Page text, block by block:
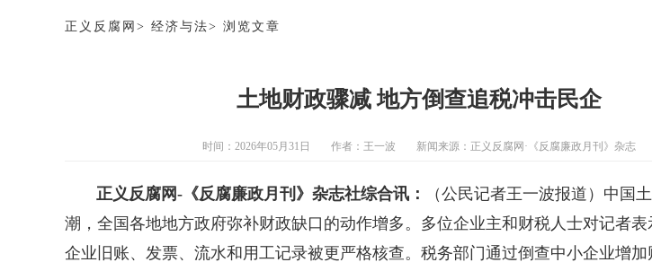
正义反腐网 > 经济与法> 浏览文章
土地财政骤减 地方倒查追税冲击民企
时间：2026年05月31日 作者： 王一波 新闻来源： 正义反腐网·《反腐廉政月刊》杂志
正义反腐网-《反腐廉政月刊》杂志社综合讯： （公民记者王一波报道 ） 中国
潮，全国各地地方政府弥补财政缺口的动作增多。多位企业主和财税人士对记者表
企业旧账、发票、流水和用工记录被更严格核查。 税务部门通过倒查中小企业增